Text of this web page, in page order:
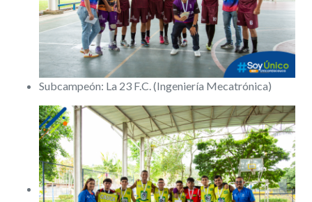
Subcampeón: La 23 F.C. (Ingeniería Mecatrónica)